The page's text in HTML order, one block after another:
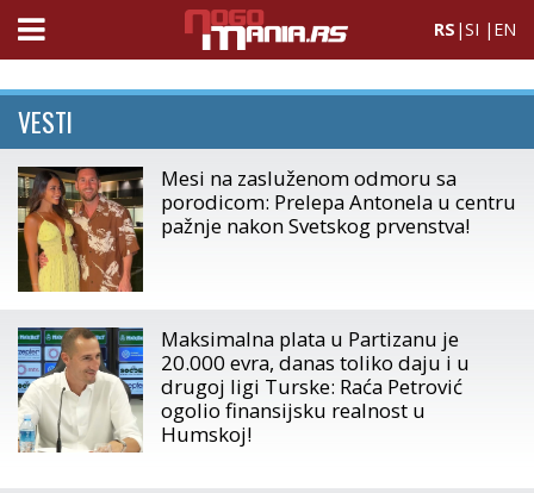
RS |SI | EN
VESTI
Mesi na zasluženom odmoru sa
porodicom: Prelepa Antonela u centru
pažnje nakon Svetskog prvenstva!
Maksimalna plata u Partizanu je
20.000 evra, danas toliko daju i u
drugoj ligi Turske: Raća Petrović
ogolio finansijsku realnost u
Humskoj!